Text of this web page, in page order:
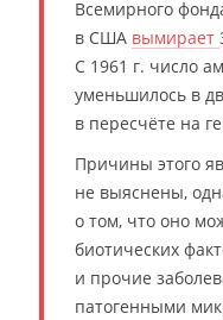
Всемирного
в США вымирает
С 1961 г. число
уменьшилось в
в пересчёте на
Причины этого
не выяснены,
о том, что оно
биотических
и прочие
патогенными